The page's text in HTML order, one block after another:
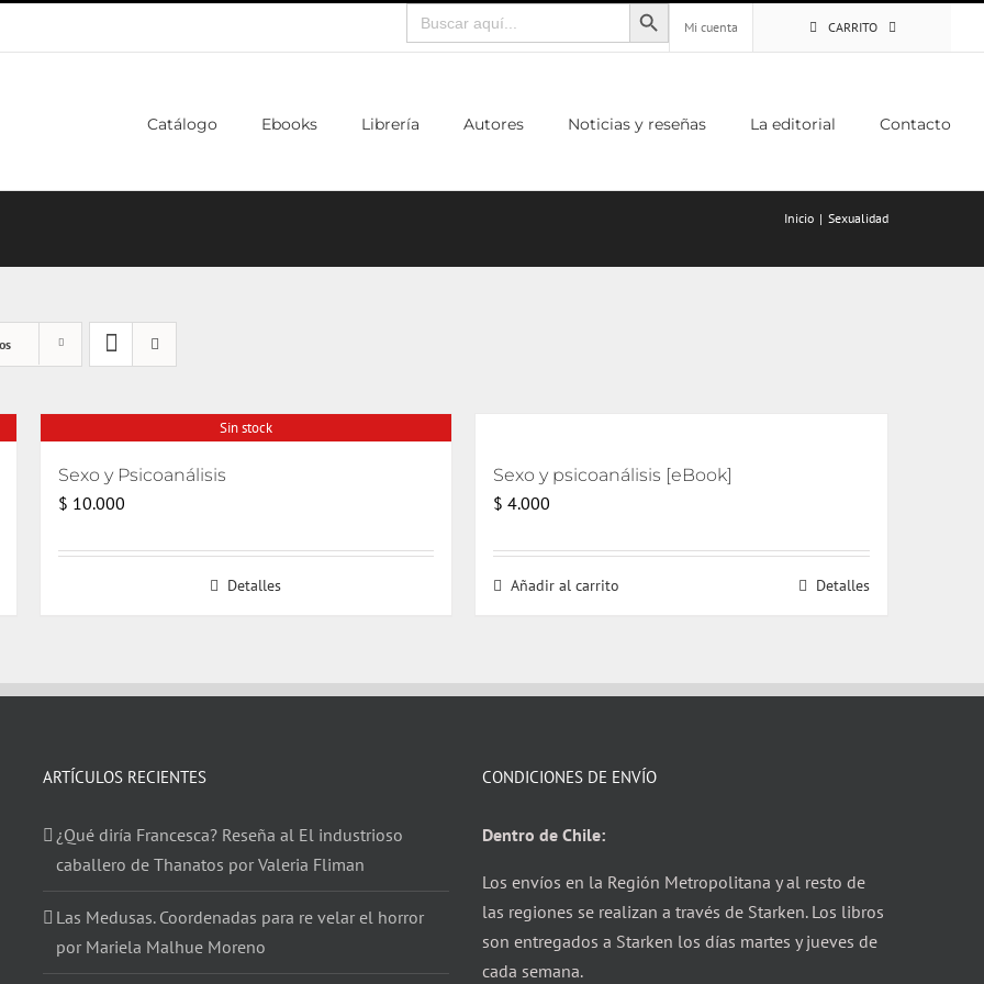
Buscar:
Mi cuenta
CARRITO
Catálogo Ebooks Librería Autores Noticias y reseñas La editorial Contacto
Inicio Sexualidad
Sin stock
Sexo y Psicoanálisis
$ 10.000
Detalles
Sexo y psicoanálisis [eBook]
$ 4.000
Añadir al carrito Detalles
ARTÍCULOS RECIENTES
¿Qué diría Francesca? Reseña al El industrioso
caballero de Thanatos por Valeria Fliman
Las Medusas. Coordenadas para re velar el horror
por Mariela Malhue Moreno
CONDICIONES DE ENVÍO
Dentro de Chile:
Los envíos en la Región Metropolitana y al resto de
las regiones se realizan a través de Starken. Los libros
son entregados a Starken los días martes y jueves de
cada semana.